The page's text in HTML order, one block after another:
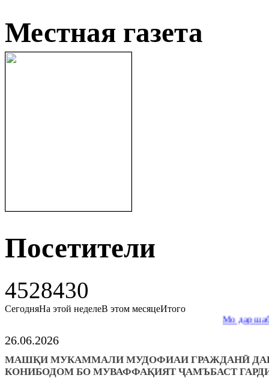
Местная газета
Посетители
4528430
СегодняНа этой неделеВ этом месяцеИтого
Мо дар шабакаи
26.06.2026
МАШҚИ МУКАММАЛИ МУДОФИАИ ГРАЖДАНӢ
КОНИБОДОМ БО МУВАФФАҚИЯТ ҶАМЪБАСТ